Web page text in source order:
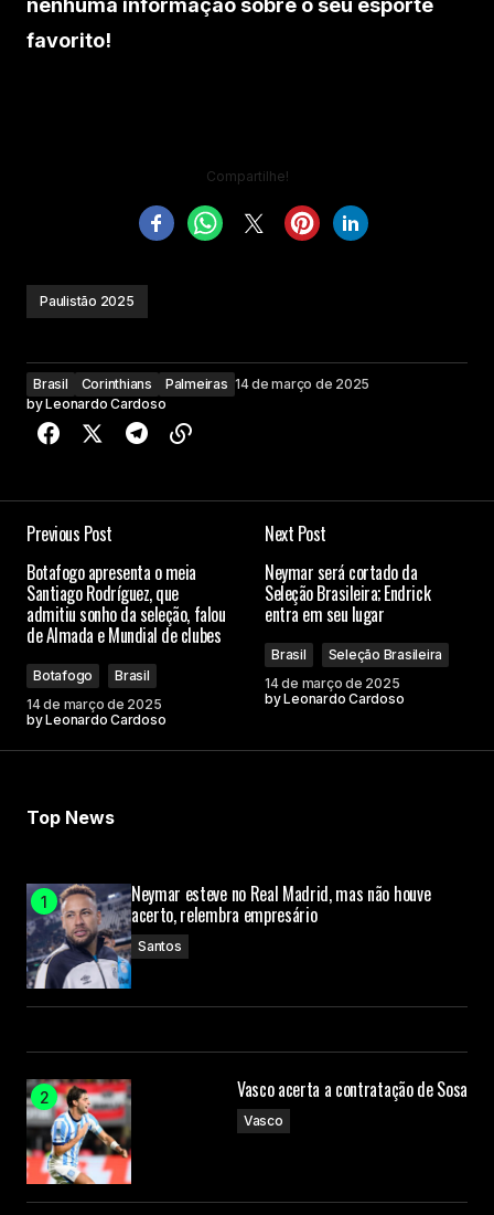
nenhuma informação sobre o seu esporte
favorito!
Compartilhe!
Paulistão 2025
Brasil Corinthians Palmeiras 14 de março de 2025
byLeonardo Cardoso
Previous Post
Botafogo apresenta o meia
Santiago Rodríguez, que
admitiu sonho da seleção, falou
de Almada e Mundial de clubes
Botafogo
Brasil
14 de março de 2025
byLeonardo Cardoso
Next Post
Neymar será cortado da
Seleção Brasileira; Endrick
entra em seu lugar
Brasil
Seleção Brasileira
14 de março de 2025
byLeonardo Cardoso
Top News
Neymar esteve no Real Madrid, mas não houve
acerto, relembra empresário
Santos
Vasco acerta a contratação de Sosa
Vasco